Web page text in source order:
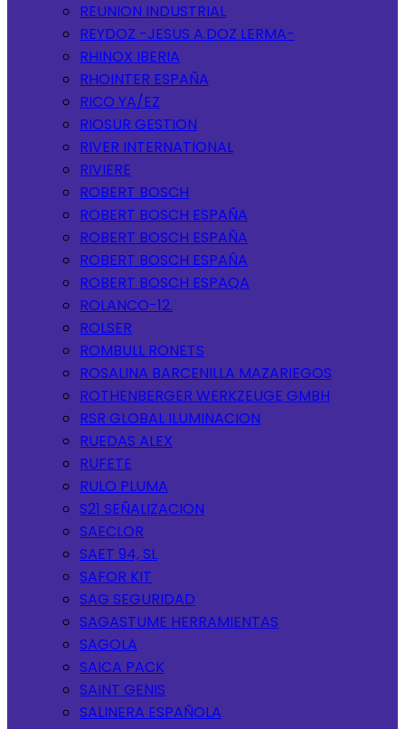
REUNION INDUSTRIAL
REYDOZ -JESUS A.DOZ LERMA-
RHINOX IBERIA
RHOINTER ESPAÑA
RICO YA/EZ
RIOSUR GESTION
RIVER INTERNATIONAL
RIVIERE
ROBERT BOSCH
ROBERT BOSCH ESPAÑA
ROBERT BOSCH ESPAÑA
ROBERT BOSCH ESPAÑA
ROBERT BOSCH ESPAQA
ROLANCO-12.
ROLSER
ROMBULL RONETS
ROSALINA BARCENILLA MAZARIEGOS
ROTHENBERGER WERKZEUGE GMBH
RSR GLOBAL ILUMINACION
RUEDAS ALEX
RUFETE
RULO PLUMA
S21 SEÑALIZACION
SAECLOR
SAET 94, SL
SAFOR KIT
SAG SEGURIDAD
SAGASTUME HERRAMIENTAS
SAGOLA
SAICA PACK
SAINT GENIS
SALINERA ESPAÑOLA